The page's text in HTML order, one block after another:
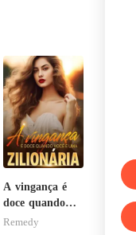
A vingança é
doce quando
você é uma
Remedy